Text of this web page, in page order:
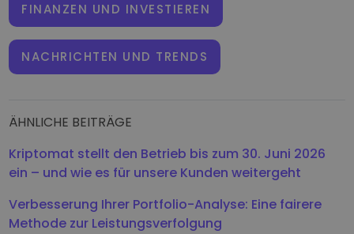
FINANZEN UND INVESTIEREN
NACHRICHTEN UND TRENDS
ÄHNLICHE BEITRÄGE
Kriptomat stellt den Betrieb bis zum 30. Juni 2026
ein – und wie es für unsere Kunden weitergeht
Verbesserung Ihrer Portfolio-Analyse: Eine fairere
Methode zur Leistungsverfolgung